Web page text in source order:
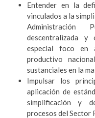
Entender en la
vinculados a la
Administración
descentralizada y
especial foco en
productivo
sustanciales en la
Impulsar los
aplicación de
simplificación y
procesos del Sector